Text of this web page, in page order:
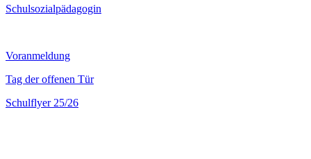
Schulsozialpädagogin
Voranmeldung
Tag der offenen Tür
Schulflyer 25/26